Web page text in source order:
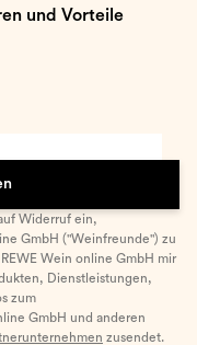
und Vorteile
Widerruf ein,
GmbH ("Weinfreunde") zu
Wein online GmbH mir
Dienstleistungen,
zum
GmbH und anderen
zusendet.